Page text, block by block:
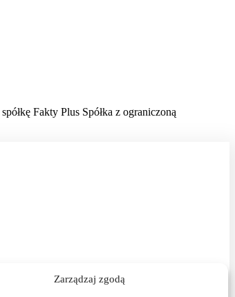
Zarządzaj zgodą
Fakty Plus Spółka z ograniczoną